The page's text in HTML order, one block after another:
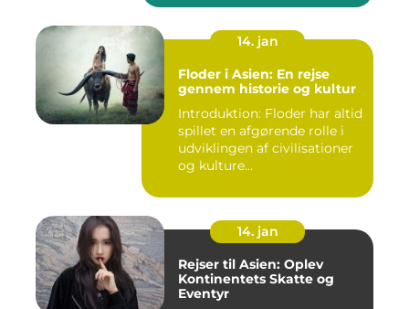
14. jan
Floder i Asien: En rejse
gennem historie og kultur
Introduktion: Floder har altid
spillet en afgørende rolle i
udviklingen af civilisationer
og kulture...
14. jan
Rejser til Asien: Oplev
Kontinentets Skatte og
Eventyr